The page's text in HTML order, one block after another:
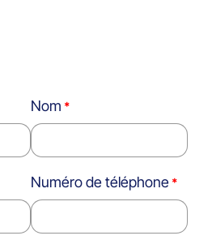
Nom
Numéro de téléphone